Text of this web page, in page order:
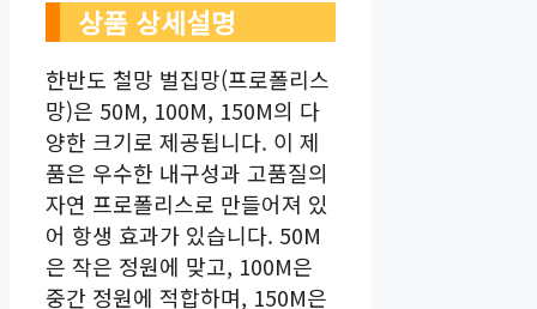
상품 상세설명
한반도 철망 벌집망(프로폴리스
망)은 50M, 100M, 150M의 다
양한 크기로 제공됩니다. 이 제
품은 우수한 내구성과 고품질의
자연 프로폴리스로 만들어져 있
어 항생 효과가 있습니다. 50M
은 작은 정원에 맞고, 100M은
중간 정원에 적합하며, 150M은